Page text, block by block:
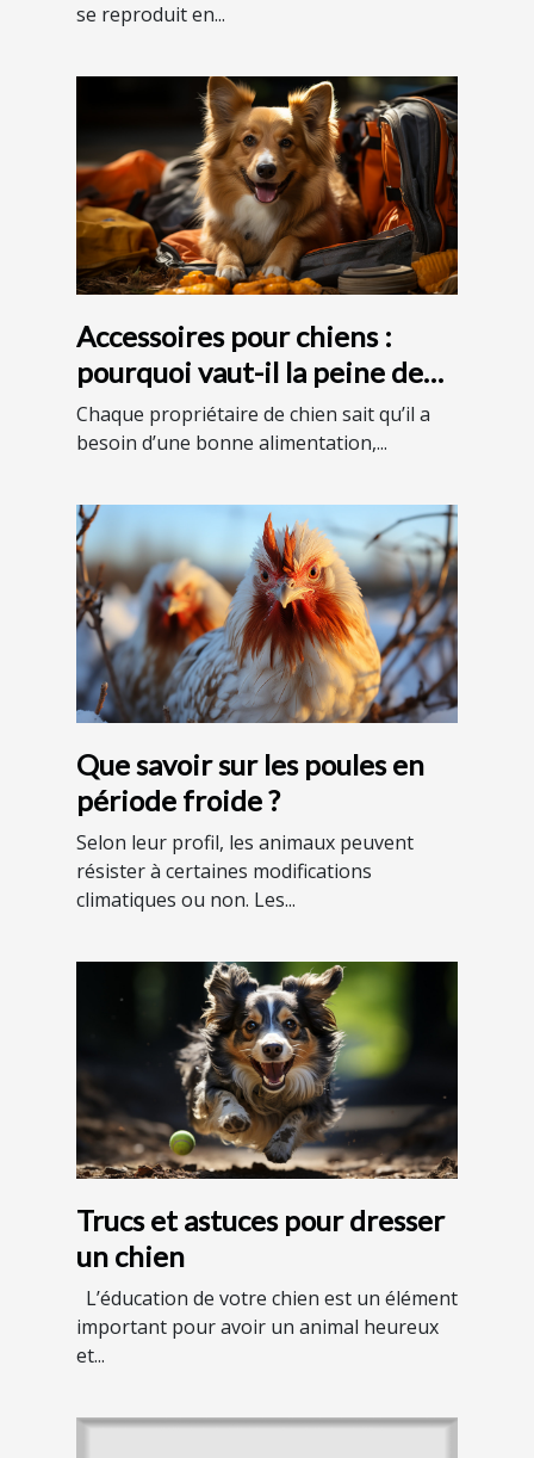
se reproduit en...
Accessoires pour chiens :
pourquoi vaut-il la peine de
les avoir chez vous ?
Chaque propriétaire de chien sait qu’il a
besoin d’une bonne alimentation,...
Que savoir sur les poules en
période froide ?
Selon leur profil, les animaux peuvent
résister à certaines modifications
climatiques ou non. Les...
Trucs et astuces pour dresser
un chien
L’éducation de votre chien est un élément
important pour avoir un animal heureux
et...